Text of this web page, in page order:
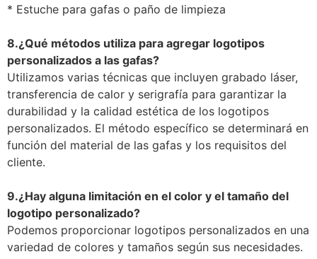
* Estuche para gafas o paño de limpieza
8.¿Qué métodos utiliza para agregar logotipos
personalizados a las gafas?
Utilizamos varias técnicas que incluyen grabado láser,
transferencia de calor y serigrafía para garantizar la
durabilidad y la calidad estética de los logotipos
personalizados. El método específico se determinará en
función del material de las gafas y los requisitos del
cliente.
9.¿Hay alguna limitación en el color y el tamaño del
logotipo personalizado?
Podemos proporcionar logotipos personalizados en una
variedad de colores y tamaños según sus necesidades.